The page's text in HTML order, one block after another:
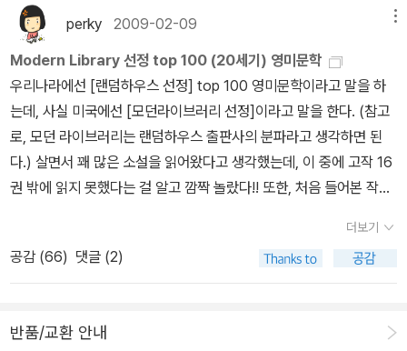
인 안나 카레니나의 화장실에서 들려오는 가스와 건더기가 방출하면
서 내는 맹랑하고 발칙한 소리. 그것도 하루도 빼지 않고 매일 들려오
는 음향. 게다가 냄새까지 보탤까 말까. 이게 사실인데 그걸 누가 함부
로 소설에다가 쓰겠느냐는 거. 총알이 귓바퀴 아래로 팽팽 지나가는
순간 갑자기 허벅지에서 피가 콸콸 나는 듯 미끈거리는 느낌, 근데 알
고 보니 나도 모르게 괄약근이 벌어지면서 새버린 분뇨라는 사실. 명
치끝에 총알 한 방을 제대로 맞았으나 기대와 달리 장렬하게 죽지 못
을 쓰고 욕을 하다 까무러치는 사실. 사실은 뜨겁고 위험하고 무모하
다. 근데 이 노먼 메일러, 뜨겁고 위험하고 무모한 짓을 기꺼이 그려내
고 있다. 아직도 난 할 말이 남았다. 과연 이 작품을 평론가들이 얘
가 느끼는 사실로 말하자면 (이거, 위험한데, 무모하고!) 만일 <벌거
부모를 모시고 남을 대하는 방법을 가르쳐 바로 마음을 닦고 도를 향
하는 기초를 세우도록 하는 데 목적이 있다.공부를 하는 학생이나, 책
을 읽는 독서인들이 조선 천재의 절실한 마음이 담긴 이 책을 읽어본
다는 것은 대단히 의미있는 일일 것이다.<백범일지>는 어렵다. 왜나
하면 1947년 격동의 시기속에서 원본이 제대로 보완되지 않은 채 출
간되어 오랫동안 보완이나 수정이 되지 않았기 때문이다.이 책을 엮
은 도진순 교수님은 1997년 원본의 여러가지 결점들을 보완한 주해
본을 출간한 바 있으나 원문의 체계를 그대로 따랐기 때문에 중복되
보완 설명을 하지 않을 수 없었다.이런 연유로 나온 이 책은 원본이나
주해본의 단순한 축약이 아니라 문장을 거듭 교열하고, 중복 부분을
통합하고, 번잡한 부분을 정비하여 체계를 잡은 것이다. 그리고 관련
0컷 이상 첨부하였다고 하니, 원래 <백범일지>시도한 독자들의 좌절
7) * 노먼 메일러 《벌거벗은 자와 죽은 자》 (민음사,
2016)* [품절] 노먼 메일러 《아메리카의 꿈》 (학원사, 1992) 밀
렛은 가부장제로 인한 여성의 종속이 문화 담론에 어떻게 반영됐는지
구체적으로 보여주기 위해 유명한 남성 작가들의 작품을 비판한다.
그녀는 존 러스킨(John Ruskin), 데이비드 허버트 로렌스(David H
erbert Lawrence), 헨리 밀러(Henry Miller), 노먼 메일러(Norm
an Mailer)를 가부장제 이데올로기를 수호한 작가로 거론하면서 그
대》 (이매진, 2017) 그러나 급진주의 페미니즘의 ‘황금 같은 나
날’은 오래 가지 못한다. 급진주의 페미니즘은 여성의 목소리와 경험
한다. 그러나 여성 내에서 다양한 경험이 존재하며, 계급에 의한 여성
perky 2009-02-09
Modern Library 선정 top 100 (20세기) 영미문학
우리나라에선 [랜덤하우스 선정] top 100 영미문학이라고 말을 하
는데, 사실 미국에선 [모던라이브러리 선정]이라고 말을 한다. (참고
로, 모던 라이브러리는 랜덤하우스 출판사의 분파라고 생각하면 된
다.) 살면서 꽤 많은 소설을 읽어왔다고 생각했는데, 이 중에 고작 16
권 밖에 읽지 못했다는 걸 알고 깜짝 놀랐다!! 또한, 처음 들어본 작가
다짐하며 목록들을 작성해보았다. (읽은책은 붉은색으로 별도 표시.
이 페이퍼 작성 후 읽은 책은 파란색으로 표시.) ++++++++++++
++++++++++++++++++++++++++++++++++++++
SSES (율리시즈) / James Joyce (제임스 조이스) 2 THE GR
더보기
공감 (66) 댓글 (2)
반품/교환 안내